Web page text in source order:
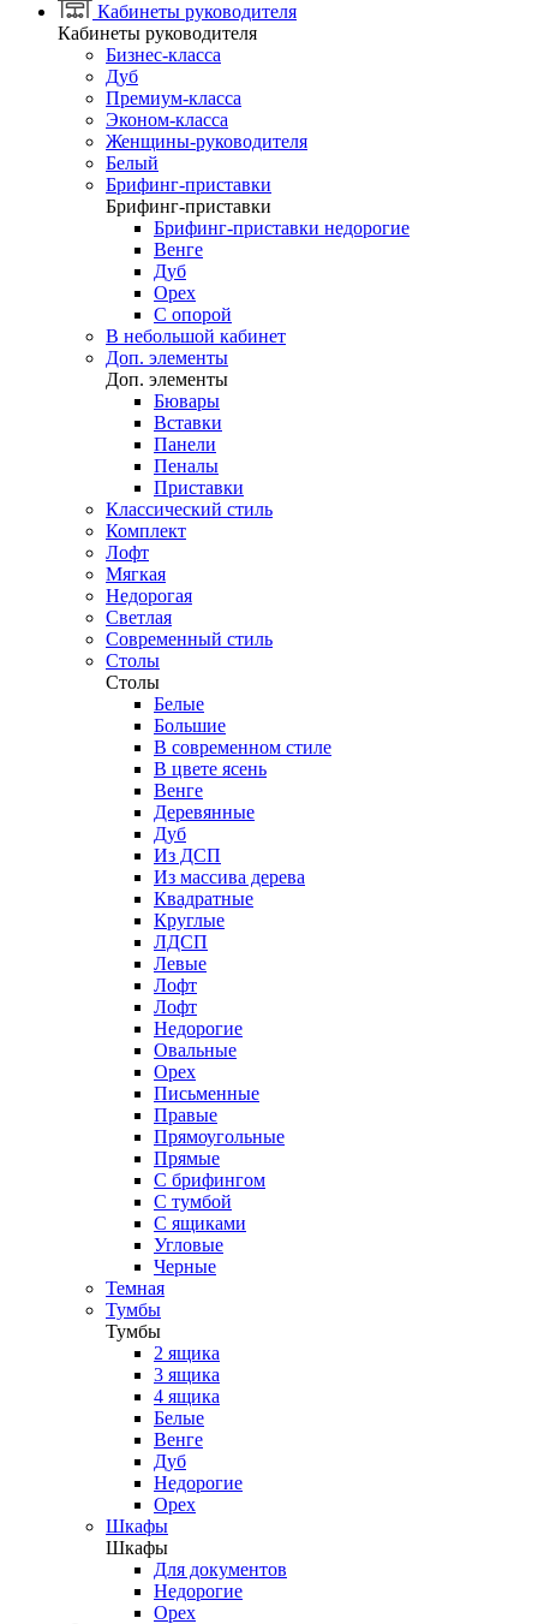
Кабинеты руководителя
Кабинеты руководителя
Бизнес-класса
Дуб
Премиум-класса
Эконом-класса
Женщины-руководителя
Белый
Брифинг-приставки
Брифинг-приставки
Брифинг-приставки недорогие
Венге
Дуб
Орех
С опорой
В небольшой кабинет
Доп. элементы
Доп. элементы
Бювары
Вставки
Панели
Пеналы
Приставки
Классический стиль
Комплект
Лофт
Мягкая
Недорогая
Светлая
Современный стиль
Столы
Столы
Белые
Большие
В современном стиле
В цвете ясень
Венге
Деревянные
Дуб
Из ДСП
Из массива дерева
Квадратные
Круглые
ЛДСП
Левые
Лофт
Лофт
Недорогие
Овальные
Орех
Письменные
Правые
Прямоугольные
Прямые
С брифингом
С тумбой
С ящиками
Угловые
Черные
Темная
Тумбы
Тумбы
2 ящика
3 ящика
4 ящика
Белые
Венге
Дуб
Недорогие
Орех
Шкафы
Шкафы
Для документов
Недорогие
Орех